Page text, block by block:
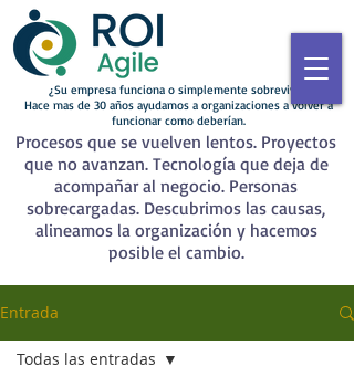
¿Su empresa funciona o simplemente sobrevive?
Hace mas de 30 años ayudamos a organizaciones a volver a
funcionar como deberían.
Procesos que se vuelven lentos. Proyectos
que no avanzan. Tecnología que deja de
acompañar al negocio. Personas
sobrecargadas. Descubrimos las causas,
alineamos la organización y hacemos
posible el cambio.
Entrada
Todas las entradas